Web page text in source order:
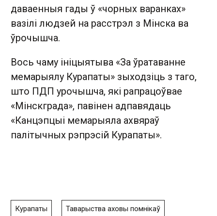
даваенныя гады ў «чорных варанках»
вазілі людзей на расстрэл з Мінска ва
ўрочышча.
Вось чаму ініцыятыва «За ўратаванне
мемарыялу Курапаты» зыходзіць з таго,
што ПДП урочышча, які рапрацоўвае
«Мінскграда», павінен адпавядаць
«Канцэпцыі мемарыяла ахвяраў
палітычных рэпрэсій Курапаты».
Курапаты Таварыства аховы помнікаў